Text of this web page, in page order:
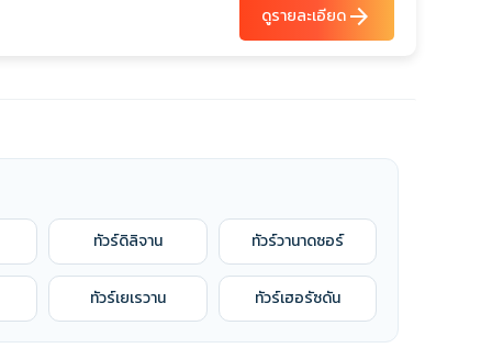
ดูรายละเอียดarrow_forward
ทัวร์ดิลิจาน ทัวร์วานาดซอร์
ทัวร์เยเรวาน ทัวร์เฮอรัซดัน